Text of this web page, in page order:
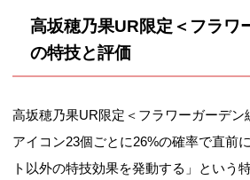
高坂穂乃果UR限定＜フラワ
の特技と評価
高坂穂乃果UR限定＜フラワーガーデン
アイコン23個ごとに26%の確率で直前
ト以外の特技効果を発動する」という